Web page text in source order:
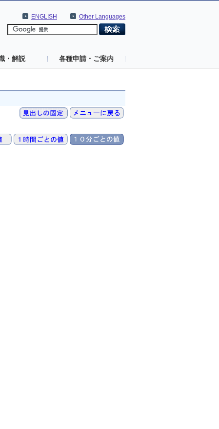
Other Languages
ENGLISH
・解説 各種申請・ご案内